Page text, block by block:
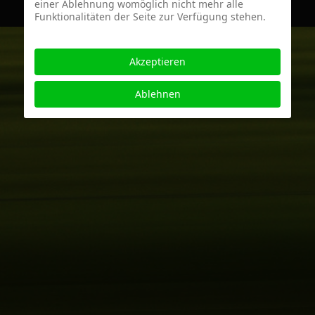
einer Ablehnung womöglich nicht mehr alle
Funktionalitäten der Seite zur Verfügung stehen.
Akzeptieren
Ablehnen